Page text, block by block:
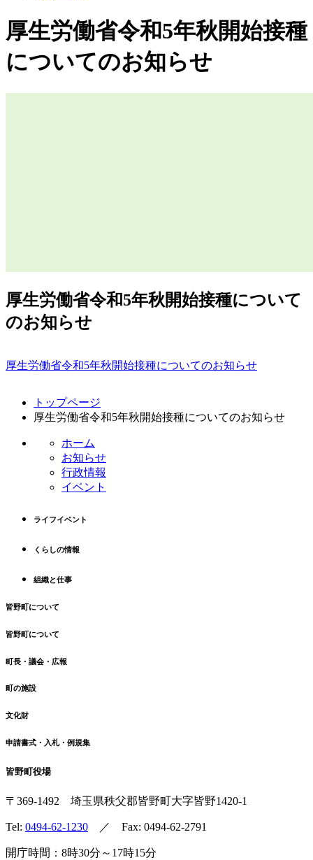
厚生労働省令和5年秋開始接種
についてのお知らせ
厚生労働省令和5年秋開始接種について
のお知らせ
厚生労働省令和5年秋開始接種についてのお知らせ
トップページ
厚生労働省令和5年秋開始接種についてのお知らせ
ホーム
お知らせ
行政情報
イベント
ライフイベント
くらしの情報
組織と仕事
皆野町について
皆野町について
町長・議会・広報
町の施設
文化財
申請書式・入札・例規集
皆野町役場
〒369-1492 埼玉県秩父郡皆野町大字皆野1420-1
Tel: 0494-62-1230 ／ Fax: 0494-62-2791
開庁時間：8時30分～17時15分